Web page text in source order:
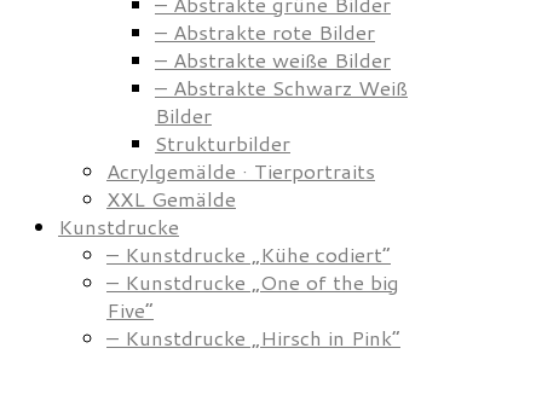
– Abstrakte rote Bilder
– Abstrakte weiße Bilder
– Abstrakte Schwarz Weiß
Bilder
Strukturbilder
Acrylgemälde · Tierportraits
XXL Gemälde
Kunstdrucke
– Kunstdrucke „Kühe codiert”
– Kunstdrucke „One of the big
Five”
– Kunstdrucke „Hirsch in Pink”